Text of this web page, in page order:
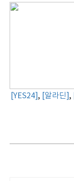
[YES24] , [알라딘] ,